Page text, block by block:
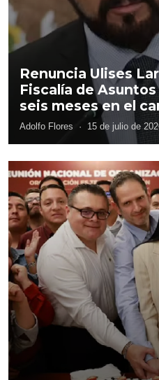
Renuncia Ulises
Fiscalía de
seis meses en el
Adolfo Flores · 15 de julio de